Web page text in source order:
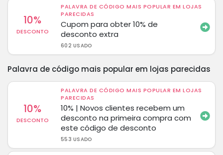
10%
DESCONTO
PALAVRA DE CÓDIGO MAIS POPULAR EM LOJAS
PARECIDAS
Cupom para obter 10% de
desconto extra
602 USADO
Palavra de código mais popular em lojas parecidas
10%
DESCONTO
PALAVRA DE CÓDIGO MAIS POPULAR EM LOJAS
PARECIDAS
10% | Novos clientes recebem um
desconto na primeira compra com
este código de desconto
553 USADO